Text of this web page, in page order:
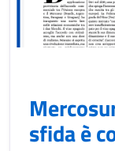
sfida è